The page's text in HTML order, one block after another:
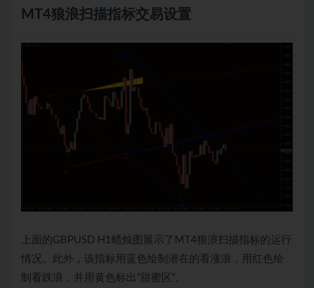
MT4狼浪扫描指标交易设置
上面的GBPUSD H1蜡烛图展示了MT4狼浪扫描指标的运行
情况。此外，该指标用蓝色绘制潜在的看涨浪，用红色绘
制看跌浪，并用黄色标出“甜蜜区”。